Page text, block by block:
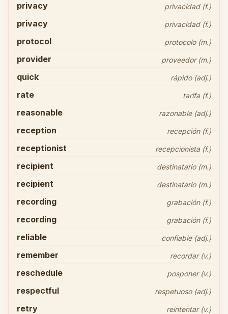
privacy privacidad (f.)
privacy privacidad (f.)
protocol protocolo (m.)
provider proveedor (m.)
quick rápido (adj.)
rate tarifa (f.)
reasonable razonable (adj.)
reception recepción (f.)
receptionist recepcionista (f.)
recipient destinatario (m.)
recipient destinatario (m.)
recording grabación (f.)
recording grabación (f.)
reliable confiable (adj.)
remember recordar (v.)
reschedule posponer (v.)
respectful respetuoso (adj.)
retry reintentar (v.)